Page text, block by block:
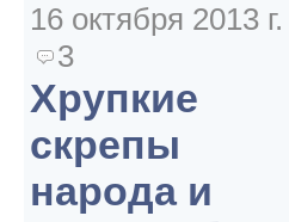
16 октября 2013 г.
3
Хрупкие
скрепы
народа и